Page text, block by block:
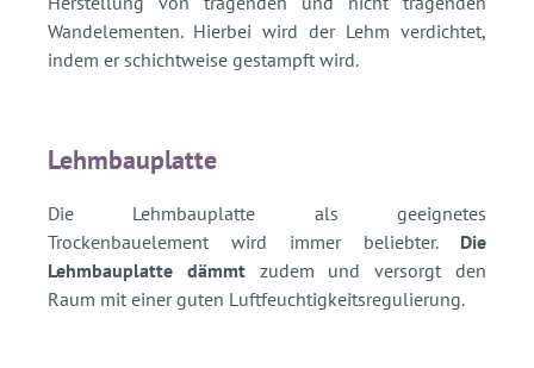
Wandelementen. Hierbei wird der Lehm verdichtet,
indem er schichtweise gestampft wird.
Lehmbauplatte
Die Lehmbauplatte als geeignetes
Trockenbauelement wird immer beliebter. Die
Lehmbauplatte dämmtzudem und versorgt den
Raum mit einer guten Luftfeuchtigkeitsregulierung.